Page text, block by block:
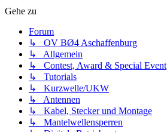
Gehe zu
Forum
↳ OV BØ4 Aschaffenburg
↳ Allgemein
↳ Contest, Award & Special Event
↳ Tutorials
↳ Kurzwelle/UKW
↳ Antennen
↳ Kabel, Stecker und Montage
↳ Mantelwellensperren